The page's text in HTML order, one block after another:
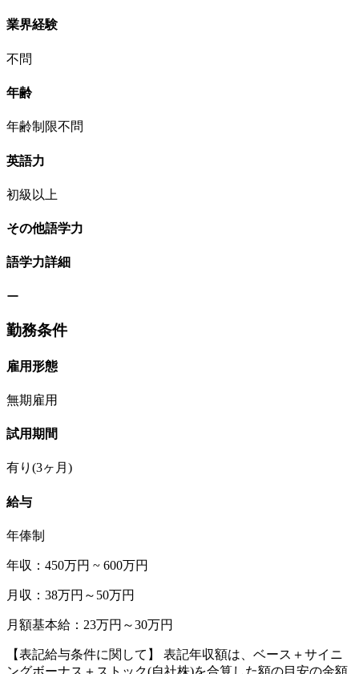
業界経験
不問
年齢
年齢制限不問
英語力
初級以上
その他語学力
語学力詳細
ー
勤務条件
雇用形態
無期雇用
試用期間
有り(3ヶ月)
給与
年俸制
年収：450万円 ~ 600万円
月収：38万円～50万円
月額基本給：23万円～30万円
【表記給与条件に関して】 表記年収額は、ベース＋サイニ
ングボーナス＋ストック(自社株)を合算した額の目安の金額